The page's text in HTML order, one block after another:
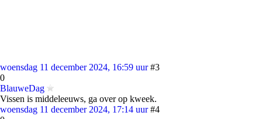
woensdag 11 december 2024, 16:59 uur #3
0
BlauweDag
Vissen is middeleeuws, ga over op kweek.
woensdag 11 december 2024, 17:14 uur #4